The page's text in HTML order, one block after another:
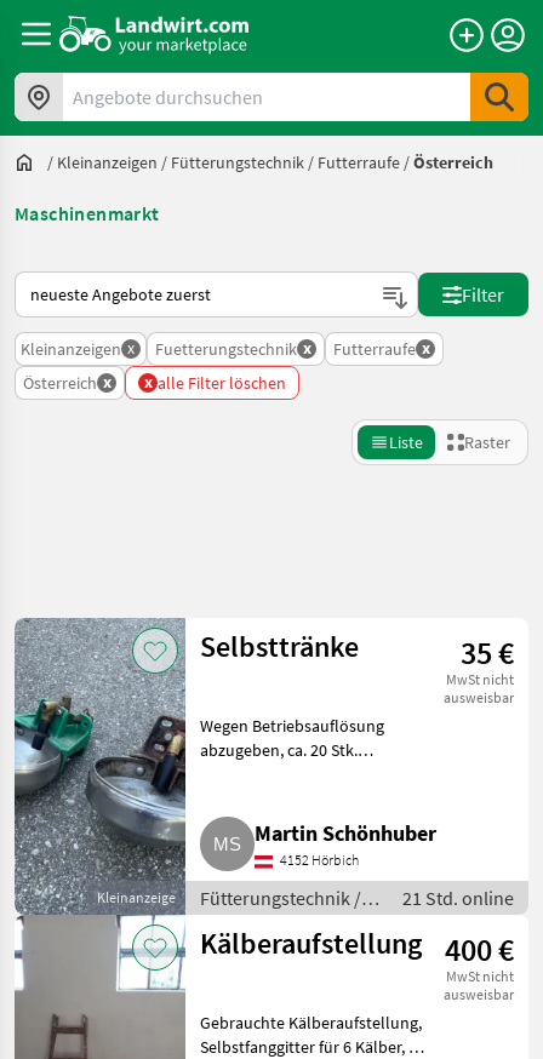
Angebote durchsuchen
/ Kleinanzeigen / Fütterungstechnik / Futterraufe /Österreich
Maschinenmarkt
So wird auf Landwirt.com sortiert
Filter
Kleinanzeigen x Fuetterungstechnik x Futterraufe x
Österreich x x alle Filter löschen
Liste Raster
Kategorie 4 Land 1 Filter
AKTUELLER
PFAD
Landtechnik
Fuetterungstechnik
Futterraufe
KATEGORIE
Futterraufe
MARKTPLATZ
Zurücksetzen
Ergebnisse
anzeigen
Kleinanzeige
Selbsttränke 35 €
MwSt nicht
ausweisbar
Wegen Betriebsauflösung
abzugeben, ca. 20 Stk.
Martin Schönhuber
4152 Hörbich
Fütterungstechnik /
Futterraufe
21 Std. online
Kälberaufstellung 400 €
MwSt nicht
ausweisbar
Gebrauchte Kälberaufstellung,
Selbstfanggitter für 6 Kälber, 2,